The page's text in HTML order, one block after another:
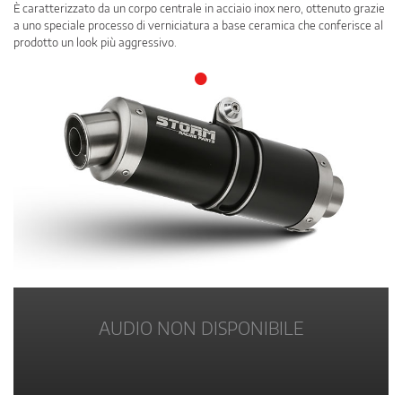
È caratterizzato da un corpo centrale in acciaio inox nero, ottenuto grazie
a uno speciale processo di verniciatura a base ceramica che conferisce al
prodotto un look più aggressivo.
•
AUDIO NON DISPONIBILE